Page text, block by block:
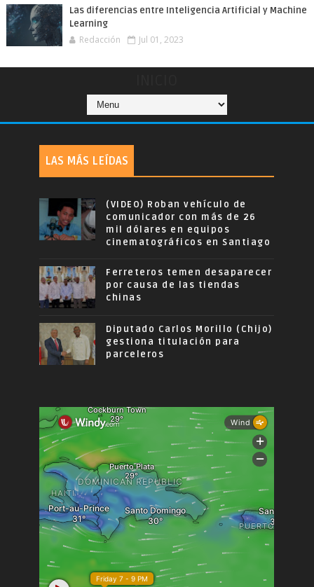
Las diferencias entre Inteligencia Artificial y Machine
Learning
Redacción Jul 01, 2023
LAS MÁS LEÍDAS
(VIDEO) Roban vehículo de
comunicador con más de 26
mil dólares en equipos
cinematográficos en Santiago
Ferreteros temen desaparecer
por causa de las tiendas
chinas
Diputado Carlos Morillo (Chijo)
gestiona titulación para
parceleros